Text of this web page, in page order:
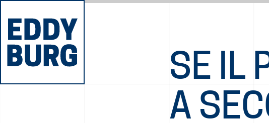
SE IL
A